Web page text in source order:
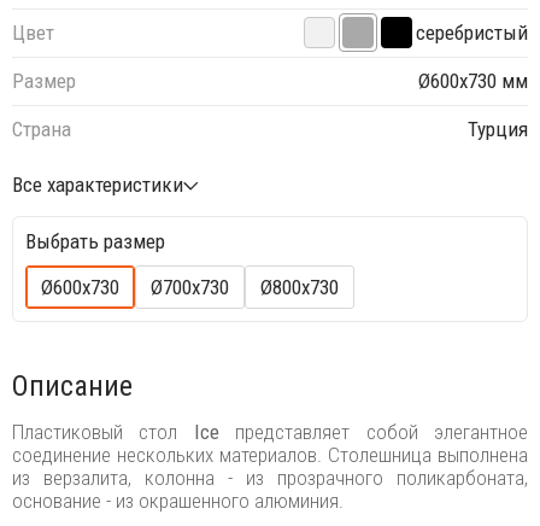
Цвет
серебристый
Размер
Ø600х730 мм
Страна
Турция
Все характеристики
Выбрать размер
Ø600х730
Ø700х730 Ø800х730
Описание
Пластиковый стол Ice представляет собой элегантное
соединение нескольких материалов. Столешница выполнена
из верзалита, колонна - из прозрачного поликарбоната,
основание - из окрашенного алюминия.